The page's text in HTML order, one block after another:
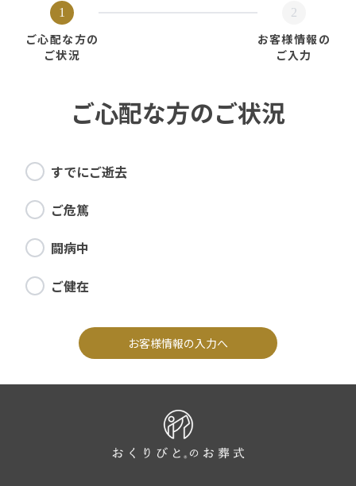
1
ご心配な方の
ご状況
2
お客様情報の
ご入力
ご心配な方のご状況
すでにご逝去
ご危篤
闘病中
ご健在
お客様情報の入力へ